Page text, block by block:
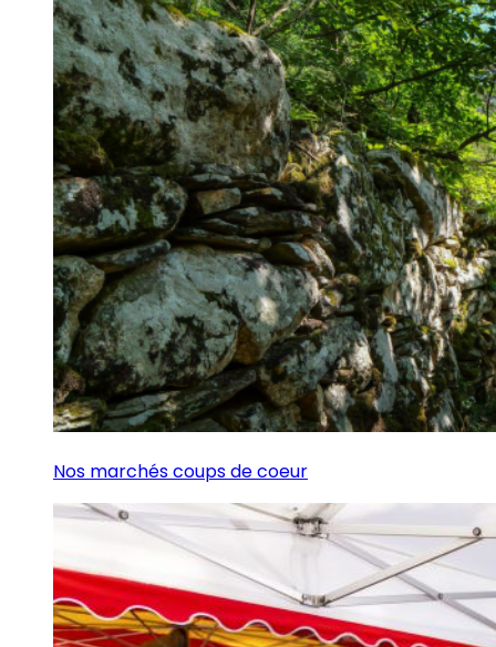
Nos marchés coups de coeur